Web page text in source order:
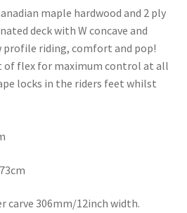
maple hardwood and 2 ply
deck with W concave and
profile riding, comfort and pop!
of flex for maximum control at all
locks in the riders feet whilst
carve 306mm/12inch width.